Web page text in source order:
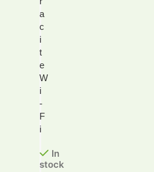
a
c
i
t
e
W
i
-
F
i
In
stock